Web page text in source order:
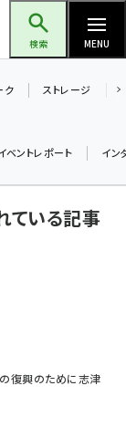
検索 MENU
の絆～ (2329)
ント集！ (2050)
ク ストレージ
ベントレポート イン
ている記事
復興のために志津